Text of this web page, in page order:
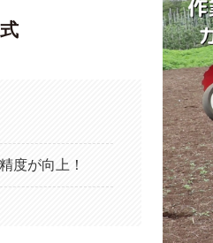
度が向上！